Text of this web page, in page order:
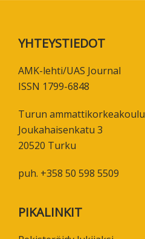
Footer
YHTEYSTIEDOT
AMK-lehti/UAS Journal
ISSN 1799-6848
Turun ammattikorkeakoulu
Joukahaisenkatu 3
20520 Turku
puh. +358 50 598 5509
PIKALINKIT